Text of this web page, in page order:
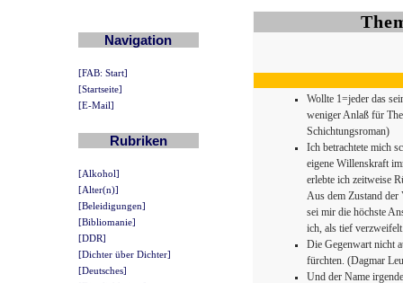
Navigation
[FAB: Start]
[Startseite]
[E-Mail]
Rubriken
[Alkohol]
[Alter(n)]
[Beleidigungen]
[Bibliomanie]
[DDR]
[Dichter über Dichter]
[Deutsches]
Wollte 1=jeder das
weniger Anlaß für
Schichtungsroman)
Ich betrachtete mich
eigene Willenskraft
erlebte ich zeitweise
Aus dem Zustand der
sei mir die höchste
ich, als tief
Die Gegenwart nicht
fürchten. (Dagmar
Und der Name